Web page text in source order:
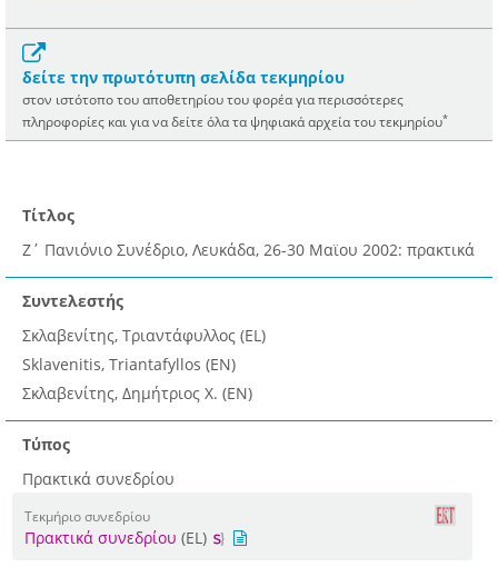
δείτε την πρωτότυπη σελίδα τεκμηρίου
στον ιστότοπο του αποθετηρίου του φορέα για περισσότερες
πληροφορίες και για να δείτε όλα τα ψηφιακά αρχεία του τεκμηρίου*
Τίτλος
Ζ΄ Πανιόνιο Συνέδριο, Λευκάδα, 26-30 Μαϊου 2002: πρακτικά
Συντελεστής
Σκλαβενίτης, Τριαντάφυλλος (EL)
Sklavenitis, Triantafyllos (EN)
Σκλαβενίτης, Δημήτριος Χ. (EN)
Τύπος
Πρακτικά συνεδρίου
Τεκμήριο συνεδρίου
Πρακτικά συνεδρίου (EL)